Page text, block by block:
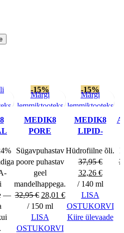
—
-15%
Märgi
lemmiktooteks
MEDIK8
PORE
GEL
INTENSE
Sügavpuhastav
poore puhastav
geel
mandelhappega.
32,95€ Algne
hind
oli:
32,95 €.
28,01 €Current
price
is:
/ 150 ml
LISA
OSTUKORVI
-15%
Märgi
lemmiktooteks
MEDIK8
LIPID-
CLEANSING
OIL
Hüdrofiilne õli.
37,95€
Algne
hind
oli:
37,95 €.
32,26 €
price
32,26
/ 140 ml
LISA
OSTUKORVI
Kiire ülevaade